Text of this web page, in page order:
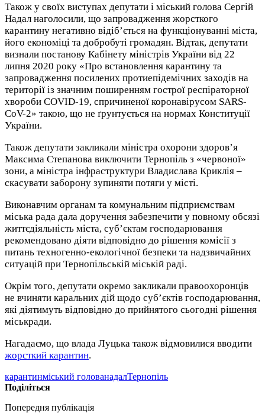
Також у своїх виступах депутати і міський голова Сергій
Надал наголосили, що запровадження жорсткого
карантину негативно відіб’ється на функціонуванні міста,
його економіці та добробуті громадян. Відтак, депутати
визнали постанову Кабінету міністрів України від 22
липня 2020 року «Про встановлення карантину та
запровадження посилених протиепідемічних заходів на
території із значним поширенням гострої респіраторної
хвороби COVID-19, спричиненої коронавірусом SARS-
CoV-2» такою, що не ґрунтується на нормах Конституції
України.
Також депутати закликали міністра охорони здоров’я
Максима Степанова виключити Тернопіль з «червоної»
зони, а міністра інфраструктури Владислава Криклія –
скасувати заборону зупиняти потяги у місті.
Виконавчим органам та комунальним підприємствам
міська рада дала доручення забезпечити у повному обсязі
життєдіяльність міста, суб’єктам господарювання
рекомендовано діяти відповідно до рішення комісії з
питань техногенно-екологічної безпеки та надзвичайних
ситуацій при Тернопільській міській раді.
Окрім того, депутати окремо закликали правоохоронців
не вчиняти каральних дій щодо суб’єктів господарювання,
які діятимуть відповідно до прийнятого сьогодні рішення
міськради.
Нагадаємо, що влада Луцька також відмовилися вводити
жорсткий карантин.
карантинміський голованадалТернопіль
Поділіться
Попередня публікація